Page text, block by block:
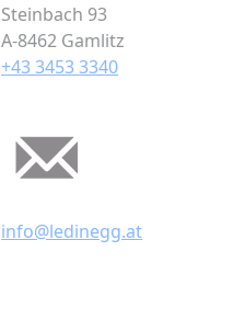
Steinbach 93
A-8462 Gamlitz
+43 3453 3340
info@ledinegg.at